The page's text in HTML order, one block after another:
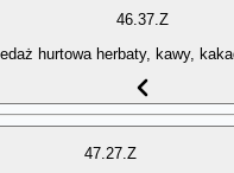
46.37.Z
hurtowa herbaty, kawy,
47.27.Z